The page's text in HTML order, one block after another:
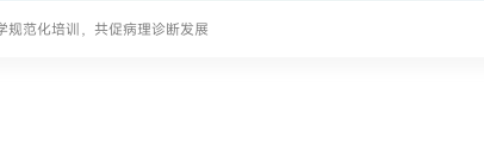
规范化培训，共促病理诊断发展